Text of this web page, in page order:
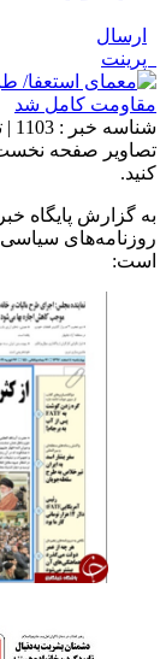
ارسال
پرینت
شناسه خبر : 1103 | تاریخ انتشار : 27 فوریه 2019 - 8:39 |
تصاویر صفحه نخست
کنید.
به گزارش پایگاه
است: